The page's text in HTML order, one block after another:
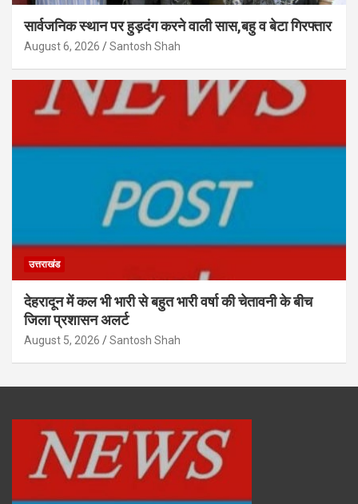
सार्वजनिक स्थान पर हुड़दंग करने वाली सास,बहु व बेटा गिरफ्तार
August 6, 2026 Santosh Shah
उत्तराखंड
देहरादून में कल भी भारी से बहुत भारी वर्षा की चेतावनी के बीच
जिला प्रशासन अलर्ट
August 5, 2026 Santosh Shah